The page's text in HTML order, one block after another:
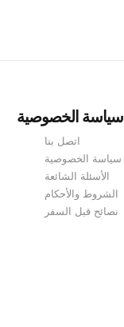
سياسة الخصوصية
اتصل بنا
سياسة الخصوصية
الأسئلة الشائعة
الشروط والأحكام
نصائح قبل السفر